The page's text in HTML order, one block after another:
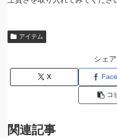
アイテム
シェ
X
コ
関連記事